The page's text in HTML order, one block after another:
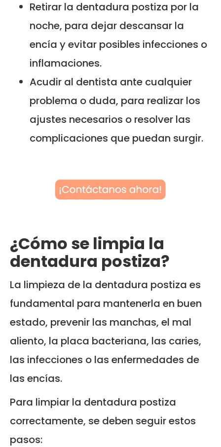
Retirar la dentadura postiza por la
noche, para dejar descansar la
encía y evitar posibles infecciones o
inflamaciones.
Acudir al dentista ante cualquier
problema o duda, para realizar los
ajustes necesarios o resolver las
complicaciones que puedan surgir.
¿Cómo se limpia la
dentadura postiza?
La limpieza de la dentadura postiza es
fundamental para mantenerla en buen
estado, prevenir las manchas, el mal
aliento, la placa bacteriana, las caries,
las infecciones o las enfermedades de
las encías.
Para limpiar la dentadura postiza
correctamente, se deben seguir estos
pasos: